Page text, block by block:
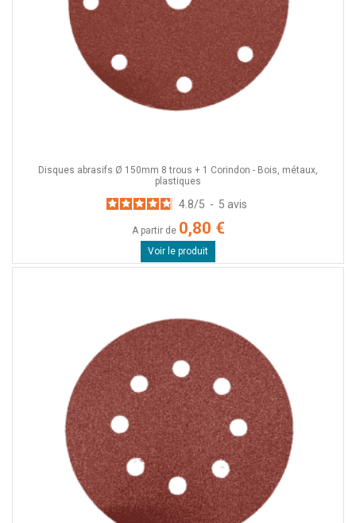
Disques abrasifs Ø 150mm 8 trous + 1 Corindon - Bois, métaux,
plastiques
4.8/5 - 5 avis
A partir de 0,80 €
Voir le produit